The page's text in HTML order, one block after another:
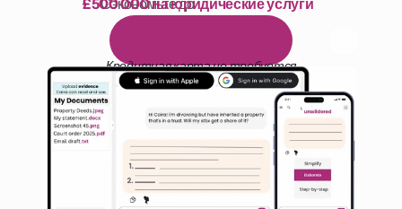
1 000 часов чтения
ы е
Кредитная карта не требуется